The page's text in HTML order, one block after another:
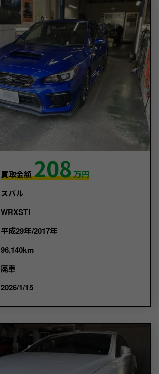
買取金額208万円
スバル
WRXSTI
平成29年/2017年
96,140km
廃車
2026/1/15